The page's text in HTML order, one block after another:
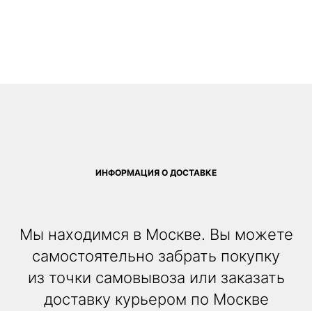
ИНФОРМАЦИЯ О ДОСТАВКЕ
Мы находимся в Москве. Вы можете
самостоятельно забрать покупку
из точки самовывоза или заказать
доставку курьером по Москве